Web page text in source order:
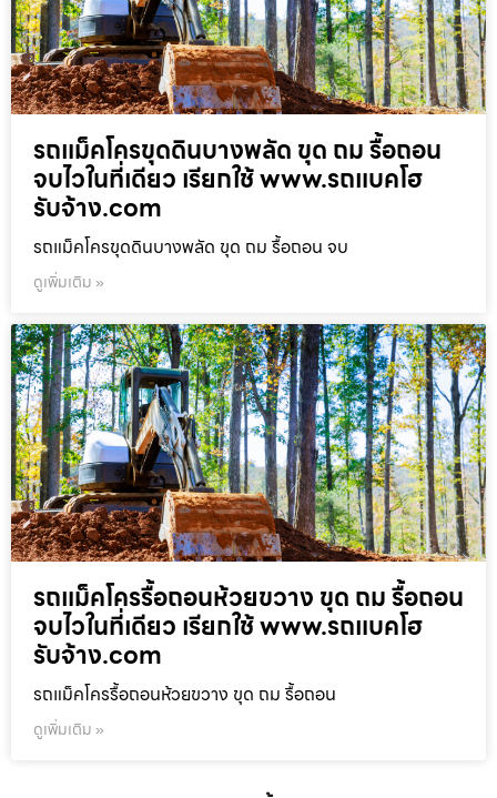
รถแม็คโครขุดดินบางพลัด ขุด ถม รื้อถอน
จบไวในที่เดียว เรียกใช้ www.รถแบคโฮ
รับจ้าง.com
รถแม็คโครขุดดินบางพลัด ขุด ถม รื้อถอน จบ
ดูเพิ่มเติม »
รถแม็คโครรื้อถอนห้วยขวาง ขุด ถม รื้อถอน
จบไวในที่เดียว เรียกใช้ www.รถแบคโฮ
รับจ้าง.com
รถแม็คโครรื้อถอนห้วยขวาง ขุด ถม รื้อถอน
ดูเพิ่มเติม »